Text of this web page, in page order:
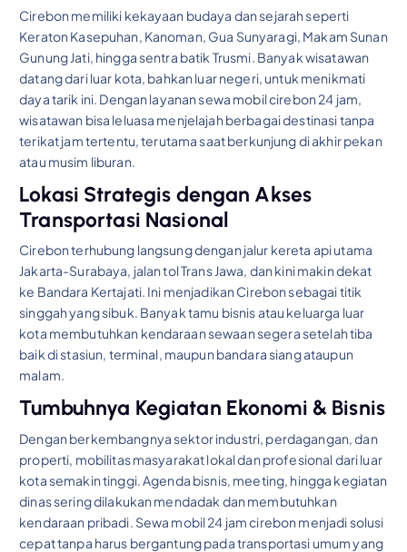
Cirebon memiliki kekayaan budaya dan sejarah seperti
Keraton Kasepuhan, Kanoman, Gua Sunyaragi, Makam Sunan
Gunung Jati, hingga sentra batik Trusmi. Banyak wisatawan
datang dari luar kota, bahkan luar negeri, untuk menikmati
daya tarik ini. Dengan layanan sewa mobil cirebon 24 jam,
wisatawan bisa leluasa menjelajah berbagai destinasi tanpa
terikat jam tertentu, terutama saat berkunjung di akhir pekan
atau musim liburan.
Lokasi Strategis dengan Akses
Transportasi Nasional
Cirebon terhubung langsung dengan jalur kereta api utama
Jakarta-Surabaya, jalan tol Trans Jawa, dan kini makin dekat
ke Bandara Kertajati. Ini menjadikan Cirebon sebagai titik
singgah yang sibuk. Banyak tamu bisnis atau keluarga luar
kota membutuhkan kendaraan sewaan segera setelah tiba
baik di stasiun, terminal, maupun bandara siang ataupun
malam.
Tumbuhnya Kegiatan Ekonomi & Bisnis
Dengan berkembangnya sektor industri, perdagangan, dan
properti, mobilitas masyarakat lokal dan profesional dari luar
kota semakin tinggi. Agenda bisnis, meeting, hingga kegiatan
dinas sering dilakukan mendadak dan membutuhkan
kendaraan pribadi. Sewa mobil 24 jam cirebon menjadi solusi
cepat tanpa harus bergantung pada transportasi umum yang